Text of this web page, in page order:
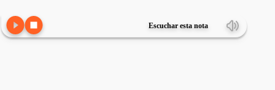
Escuchar esta nota